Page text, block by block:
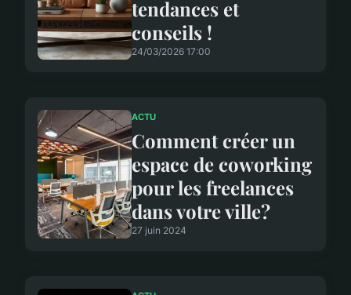
tendances et
conseils !
24/03/2026 17:00
ACTU
Comment créer un
espace de coworking
pour les freelances
dans votre ville?
27 juin 2024